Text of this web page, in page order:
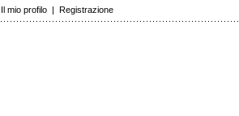
Il mio profilo | Registrazione